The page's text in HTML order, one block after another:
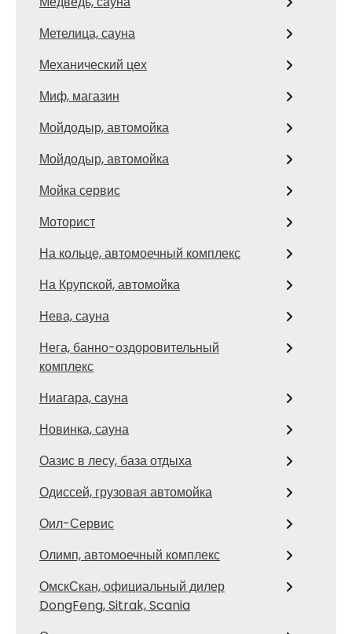
Метелица, сауна
Механический цех
Миф, магазин
Мойдодыр, автомойка
Мойдодыр, автомойка
Мойка сервис
Моторист
На кольце, автомоечный комплекс
На Крупской, автомойка
Нева, сауна
Нега, банно-оздоровительный
комплекс
Ниагара, сауна
Новинка, сауна
Оазис в лесу, база отдыха
Одиссей, грузовая автомойка
Оил-Сервис
Олимп, автомоечный комплекс
ОмскСкан, официальный дилер
DongFeng, Sitrak, Scania